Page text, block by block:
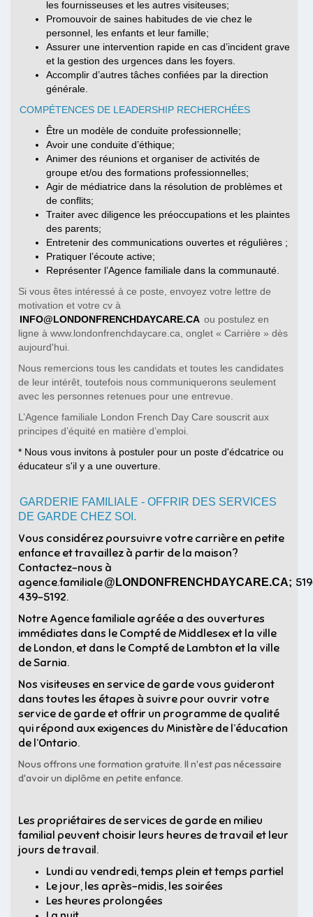
les fournisseuses et les autres visiteuses;
Promouvoir de saines habitudes de vie chez le
personnel, les enfants et leur famille;
Assurer une intervention rapide en cas d’incident grave
et la gestion des urgences dans les foyers.
Accomplir d’autres tâches confiées par la direction
générale.
COMPÉTENCES DE LEADERSHIP RECHERCHÉES
Être un modèle de conduite professionnelle;
Avoir une conduite d’éthique;
Animer des réunions et organiser de activités de
groupe et/ou des formations professionnelles;
Agir de médiatrice dans la résolution de problèmes et
de conflits;
Traiter avec diligence les préoccupations et les plaintes
des parents;
Entretenir des communications ouvertes et régulières ;
Pratiquer l’écoute active;
Représenter l’Agence familiale dans la communauté.
Si vous êtes intéressé à ce poste, envoyez votre lettre de
motivation et votre cv à
INFO@LONDONFRENCHDAYCARE.CA ou postulez en
ligne à www.londonfrenchdaycare.ca, onglet « Carrière » dès
aujourd'hui.
Nous remercions tous les candidats et toutes les candidates
de leur intérêt, toutefois nous communiquerons seulement
avec les personnes retenues pour une entrevue.
L’Agence familiale London French Day Care souscrit aux
principes d’équité en matière d’emploi.
* Nous vous invitons à postuler pour un poste d'édcatrice ou
éducateur s'il y a une ouverture.
GARDERIE FAMILIALE - OFFRIR DES SERVICES
DE GARDE CHEZ SOI.
Vous considérez poursuivre votre carrière en petite
enfance et travaillez à partir de la maison?
Contactez-nous à
agence.familiale@LONDONFRENCHDAYCARE.CA;
439-5192.
Notre Agence familiale agréée a des ouvertures
immédiates dans le Compté de Middlesex et la ville
de London, et dans le Compté de Lambton et la ville
de Sarnia.
Nos visiteuses en service de garde vous guideront
dans toutes les étapes à suivre pour ouvrir votre
service de garde et offrir un programme de qualité
qui répond aux exigences du Ministère de l’éducation
de l’Ontario.
Nous offrons une formation gratuite. Il n'est pas nécessaire
d'avoir un diplôme en petite enfance.
Les propriétaires de services de garde en milieu
familial peuvent choisir leurs heures de travail et leur
jours de travail.
Lundi au vendredi, temps plein et temps partiel
Le jour, les après-midis, les soirées
Les heures prolongées